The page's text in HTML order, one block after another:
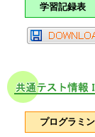
学習記録表
プログラミ